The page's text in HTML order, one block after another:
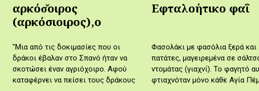
αρκόσ̆οιρος
(αρκόσιοιρος),ο
"Μια από τις δοκιμασίες που οι
δράκοι έβαλαν στο Σπανό ήταν να
σκοτώσει έναν αγριόχοιρο. Αφού
καταφέρνει να πείσει τους δράκους
Εφταλοήτικο φαΐ
Φασολάκι με φασόλια ξερά και
πατάτες, μαγειρεμένα σε
ντομάτας (γιαχνί). Το φαγητό
φτιαχνόταν μόνο κάθε Αγία